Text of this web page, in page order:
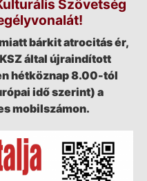
Szövetség
bárkit atrocitás ér,
által újraindított
hétköznap 8.00-tól
idő szerint) a
mobilszámon.